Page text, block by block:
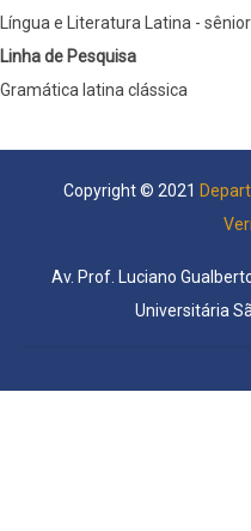
Língua e Literatura Latina - sênior
Linha de Pesquisa
Gramática latina clássica
Copyright © 2021
Av. Prof. Luciano
Universitária